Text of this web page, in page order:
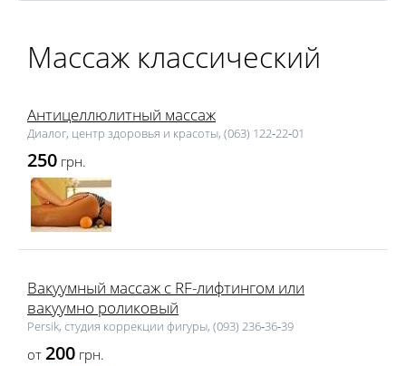
Массаж классический
Антицеллюлитный массаж
Диалог, центр здоровья и красоты, (063) 122‑22‑01
250 грн.
Вакуумный массаж с RF-лифтингом или
вакуумно роликовый
Persik, студия коррекции фигуры, (093) 236‑36‑39
от 200 грн.